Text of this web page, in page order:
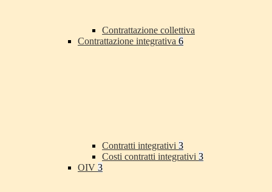
Contrattazione collettiva
Contrattazione integrativa 6
Contratti integrativi 3
Costi contratti integrativi 3
OIV 3